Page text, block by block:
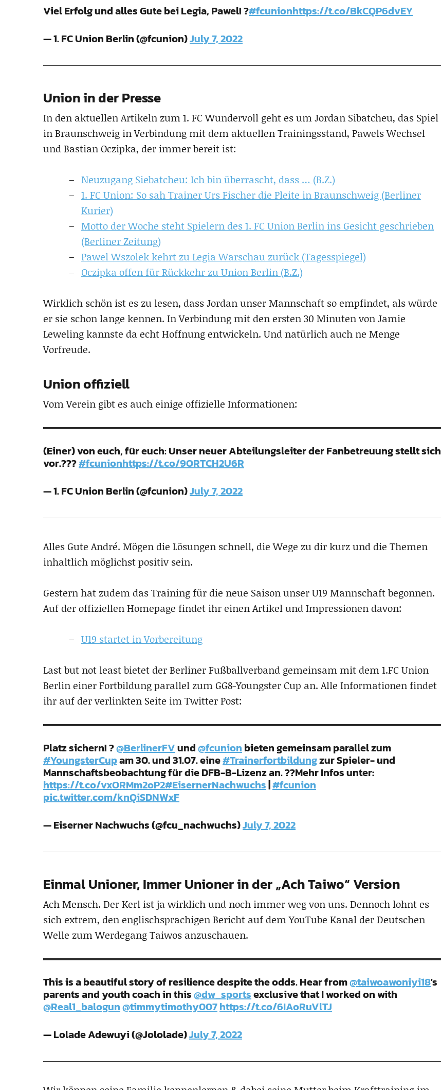
Viel Erfolg und alles Gute bei Legia, Pawel! ?#fcunionhttps://t.co/BkCQP6dvEY
— 1. FC Union Berlin (@fcunion)July 7, 2022
Union in der Presse
In den aktuellen Artikeln zum 1. FC Wundervoll geht es um Jordan Sibatcheu, das Spiel
in Braunschweig in Verbindung mit dem aktuellen Trainingsstand, Pawels Wechsel
und Bastian Oczipka, der immer bereit ist:
Neuzugang Siebatcheu: Ich bin überrascht, dass … (B.Z.)
1. FC Union: So sah Trainer Urs Fischer die Pleite in Braunschweig (Berliner
Kurier)
Motto der Woche steht Spielern des 1. FC Union Berlin ins Gesicht geschrieben
(Berliner Zeitung)
Pawel Wszolek kehrt zu Legia Warschau zurück (Tagesspiegel)
Oczipka offen für Rückkehr zu Union Berlin (B.Z.)
Wirklich schön ist es zu lesen, dass Jordan unser Mannschaft so empfindet, als würde
er sie schon lange kennen. In Verbindung mit den ersten 30 Minuten von Jamie
Leweling kannste da echt Hoffnung entwickeln. Und natürlich auch ne Menge
Vorfreude.
Union offiziell
Vom Verein gibt es auch einige offizielle Informationen:
(Einer) von euch, für euch: Unser neuer Abteilungsleiter der Fanbetreuung stellt sich
vor.???#fcunionhttps://t.co/9ORTCH2U6R
— 1. FC Union Berlin (@fcunion)July 7, 2022
Alles Gute André. Mögen die Lösungen schnell, die Wege zu dir kurz und die Themen
inhaltlich möglichst positiv sein.
Gestern hat zudem das Training für die neue Saison unser U19 Mannschaft begonnen.
Auf der offiziellen Homepage findet ihr einen Artikel und Impressionen davon:
U19 startet in Vorbereitung
Last but not least bietet der Berliner Fußballverband gemeinsam mit dem 1.FC Union
Berlin einer Fortbildung parallel zum GG8-Youngster Cup an. Alle Informationen findet
ihr auf der verlinkten Seite im Twitter Post:
Platz sichern! ?@BerlinerFVund@fcunionbieten gemeinsam parallel zum
#YoungsterCupam 30. und 31.07. eine#Trainerfortbildungzur Spieler- und
Mannschaftsbeobachtung für die DFB-B-Lizenz an. ??Mehr Infos unter:
https://t.co/vxORMm2oP2#EisernerNachwuchs|#fcunion
pic.twitter.com/knQiSDNWxF
— Eiserner Nachwuchs (@fcu_nachwuchs)July 7, 2022
Einmal Unioner, Immer Unioner in der „Ach Taiwo“ Version
Ach Mensch. Der Kerl ist ja wirklich und noch immer weg von uns. Dennoch lohnt es
sich extrem, den englischsprachigen Bericht auf dem YouTube Kanal der Deutschen
Welle zum Werdegang Taiwos anzuschauen.
This is a beautiful story of resilience despite the odds. Hear from@taiwoawoniyi18's
parents and youth coach in this@dw_sportsexclusive that I worked on with
@Real1_balogun@timmytimothy007https://t.co/6IAoRuVlTJ
— Lolade Adewuyi (@Jololade)July 7, 2022